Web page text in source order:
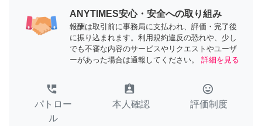
ANYTIMES安心・安全への取り組み
報酬は取引前に事務局に支払われ、評価・完了後
に振り込まれます。利用規約違反の恐れや、少し
でも不審な内容のサービスやリクエストやユーザ
ーがあった場合は通報してください。
詳細を見る
perm_phone_msg
パトロー
ル
assignment_ind
本人確認
tag_faces
評価制度